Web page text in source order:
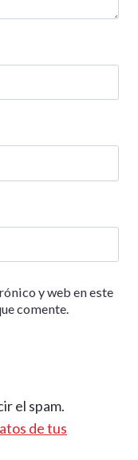
y web en este
comente.
el spam.
de tus